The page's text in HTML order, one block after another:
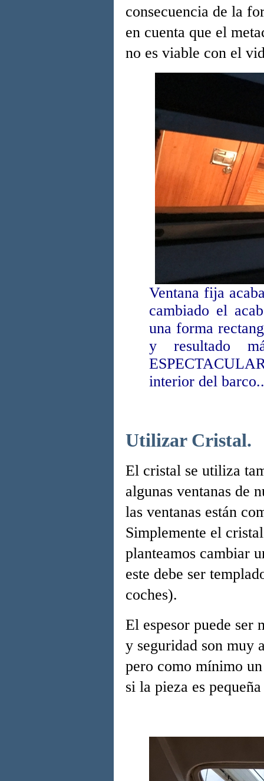
consecuencia de la
en cuenta que el
no es viable con el
Ventana fija
cambiado el
una forma
y resultado
interior del
Utilizar Cristal.
El cristal se utiliza
algunas ventanas de
las ventanas están
Simplemente el
planteamos cambiar
este debe ser
coches).
El espesor puede ser
y seguridad son muy
pero como mínimo
si la pieza es